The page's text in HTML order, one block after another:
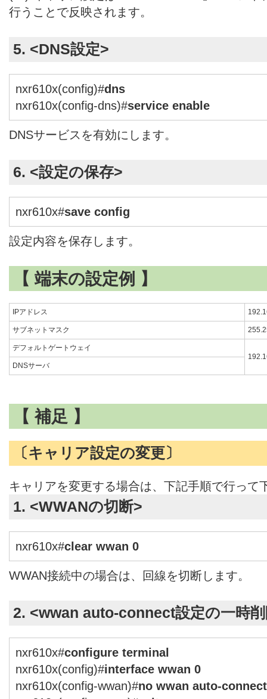
行うことで反映されます。
5. <DNS設定>
nxr610x(config)#dns
nxr610x(config-dns)#service enable
DNSサービスを有効にします。
6. <設定の保存>
nxr610x#save config
設定内容を保存します。
【 端末の設定例 】
IPアドレス
サブネットマスク
デフォルトゲートウェイ
DNSサーバ
【 補足 】
〔キャリア設定の変更〕
キャリアを変更する場合は、下記手順で行って
1. <WWANの切断>
nxr610x#clear wwan 0
WWAN接続中の場合は、回線を切断します。
2. <wwan auto-connect設定の一時
nxr610x#configure terminal
nxr610x(config)#interface wwan 0
nxr610x(config-wwan)#no wwan auto-connect